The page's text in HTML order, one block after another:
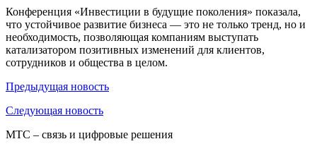
Конференция «Инвестиции в будущие поколения» показала,
что устойчивое развитие бизнеса — это не только тренд, но и
необходимость, позволяющая компаниям выступать
катализатором позитивных изменений для клиентов,
сотрудников и общества в целом.
Предыдущая новость
Следующая новость
МТС – связь и цифровые решения